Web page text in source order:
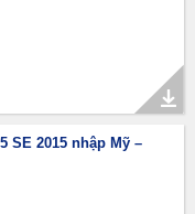
SE 2015 nhập Mỹ –